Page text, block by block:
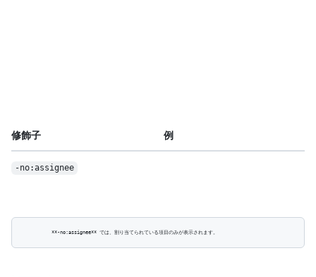
修飾子 例
-no:assignee